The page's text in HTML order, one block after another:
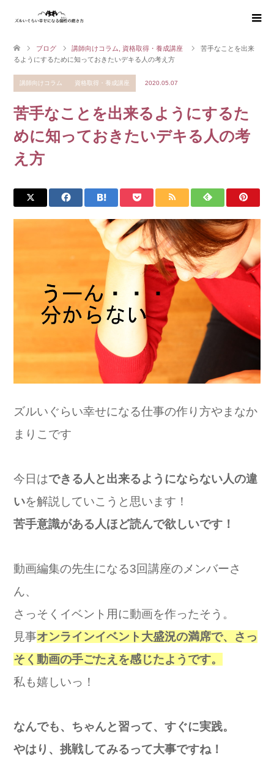
ブログ 講師向けコラム 資格取得・養成講座
苦手なことを出来
るようにするために知っておきたいデキる人の考え方
講師向けコラム 資格取得・養成講座 2020.05.07
苦手なことを出来るようにするた
めに知っておきたいデキる人の考
え方
ズルいぐらい幸せになる仕事の作り方やまなか
まりこです
今日はできる人と出来るようにならない人の違
いを解説していこうと思います！
苦手意識がある人ほど読んで欲しいです！
動画編集の先生になる3回講座のメンバーさ
ん、
さっそくイベント用に動画を作ったそう。
見事オンラインイベント大盛況の満席で、さっ
そく動画の手ごたえを感じたようです。
私も嬉しいっ！
なんでも、ちゃんと習って、すぐに実践。
やはり、挑戦してみるって大事ですね！